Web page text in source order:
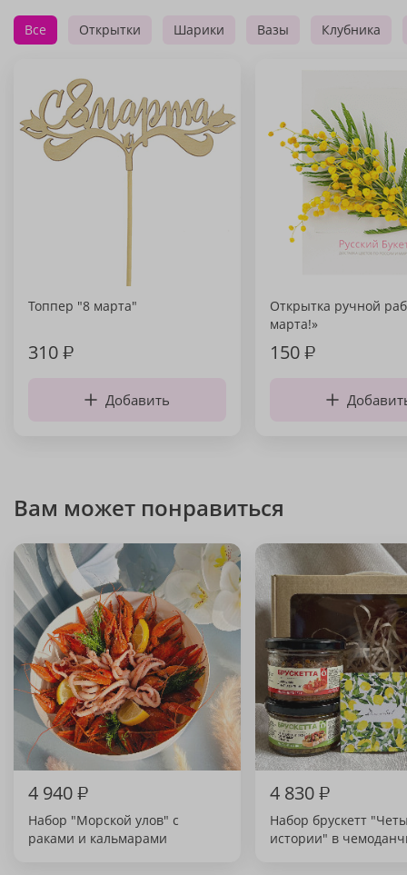
Все Открытки Шарики Вазы Клубника
Топпер "8 марта"
310₽
Добавить
Открытка ручной
марта!»
150₽
Вам может понравиться
4 940₽
Набор "Морской улов" с
раками и кальмарами
4 830₽
Набор брускетт
истории" в